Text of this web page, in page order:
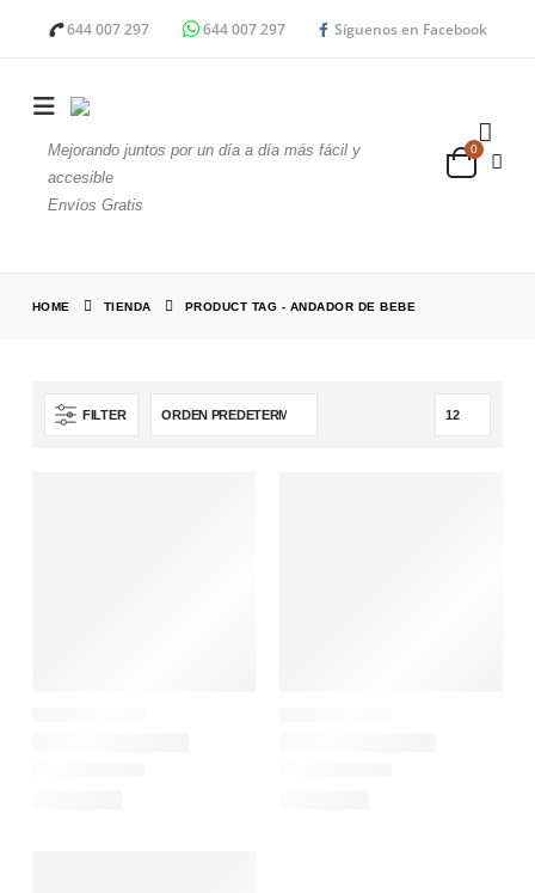
644 007 297 644 007 297 Síguenos en Facebook
Mejorando juntos por un día a día más fácil y
accesible
Envíos Gratis
0
HOME TIENDA PRODUCT TAG - ANDADOR DE BEBE
FILTER